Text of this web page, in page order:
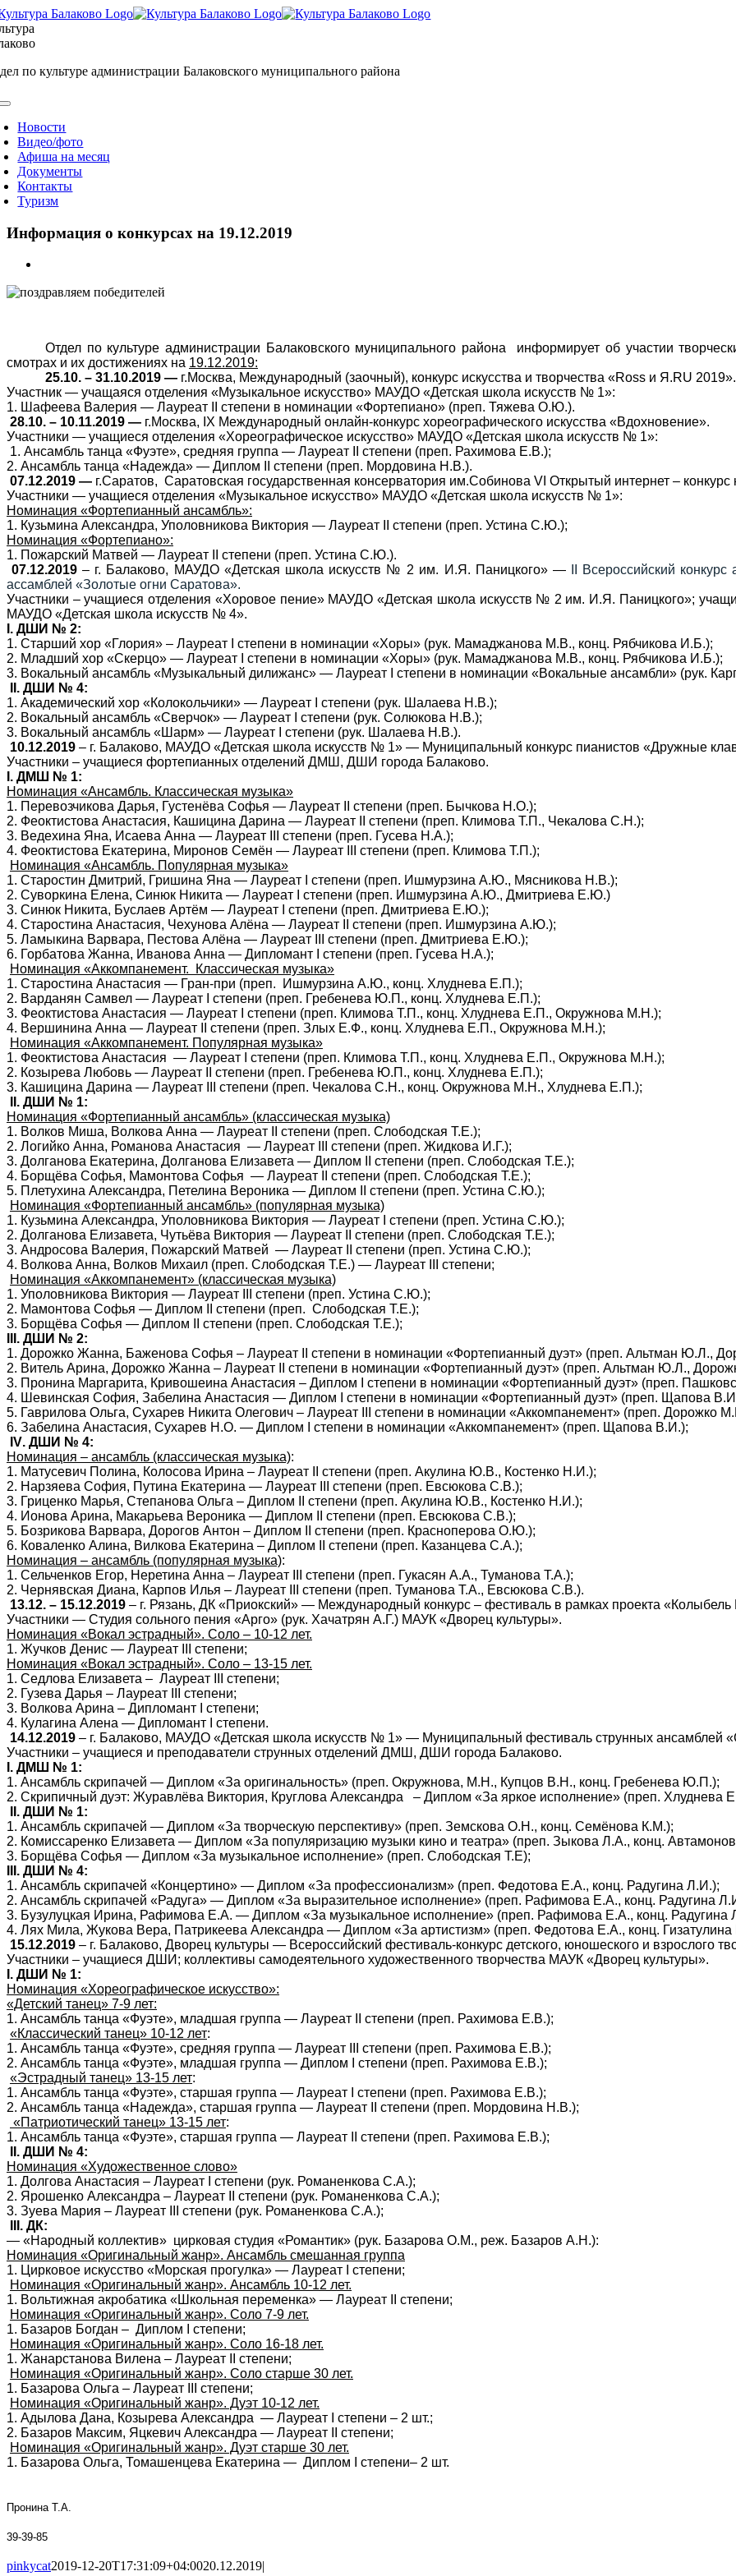
Skip
to
content
по культуре администрации Балаковского муниципального района
Новости
Видео/фото
Афиша на месяц
Документы
Контакты
Туризм
Информация о конкурсах на 19.12.2019
Image
Отдел по культуре администрации Балаковского муниципального района информирует об участии
смотрах и их достижениях на 19.12.2019:
25.10. – 31.10.2019 — г.Москва, Международный (заочный), конкурс искусства и творчества «Ross и Я.RU 2019».
Участник — учащаяся отделения «Музыкальное искусство» МАУДО «Детская школа искусств № 1»:
1. Шафеева Валерия — Лауреат
степени в номинации «Фортепиано» (преп. Тяжева О.Ю.).
28.10. – 10.11.2019 — г.Москва, IX Международный онлайн-конкурс хореографического искусства «Вдохновение».
Участники — учащиеся отделения «Хореографическое искусство» МАУДО «Детская школа искусств № 1»:
1. Ансамбль танца «Фуэте», средняя группа — Лауреат
степени (преп. Рахимова Е.В.);
2. Ансамбль танца «Надежда» — Диплом
степени (преп. Мордовина Н.В.).
07.12.2019 — г.Саратов, Саратовская государственная консерватория им.Собинова VI Открытый интернет –
Участники — учащиеся отделения «Музыкальное искусство» МАУДО «Детская школа искусств № 1»:
Номинация «Фортепианный ансамбль»:
1. Кузьмина Александра, Уполовникова Виктория — Лауреат
степени (преп. Устина С.Ю.);
Номинация «Фортепиано»:
1. Пожарский Матвей — Лауреат
степени (преп. Устина С.Ю.).
07.12.2019– г. Балаково, МАУДО «Детская школа искусств № 2 им. И.Я. Паницкого» —
II Всероссийский
ассамблей «Золотые огни Саратова».
Участники – учащиеся отделения «Хоровое пение» МАУДО «Детская школа искусств № 2 им. И.Я. Паницкого»;
МАУДО «Детская школа искусств № 4».
. ДШИ № 2:
1. Старший хор «Глория» – Лауреат
степени в номинации «Хоры» (рук. Мамаджанова М.В., конц. Рябчикова И.Б.);
2. Младший хор «Скерцо» — Лауреат
степени в номинации «Хоры» (рук. Мамаджанова М.В., конц. Рябчикова И.Б.);
3. Вокальный ансамбль «Музыкальный дилижанс» — Лауреат
степени в номинации «Вокальные ансамбли» (рук.
. ДШИ № 4:
1. Академический хор «Колокольчики» — Лауреат
степени (рук. Шалаева Н.В.);
2. Вокальный ансамбль «Сверчок» — Лауреат
степени (рук. Солюкова Н.В.);
3. Вокальный ансамбль «Шарм» — Лауреат
степени (рук. Шалаева Н.В.).
10.12.2019 – г. Балаково, МАУДО «Детская школа искусств № 1» — Муниципальный конкурс пианистов «Дружные
Участники – учащиеся фортепианных отделений ДМШ, ДШИ города Балаково.
. ДМШ № 1:
Номинация «Ансамбль. Классическая музыка»
1. Перевозчикова Дарья, Густенёва Софья — Лауреат II степени (преп. Бычкова Н.О.);
2. Феоктистова Анастасия, Кашицина Дарина — Лауреат II степени (преп. Климова Т.П., Чекалова С.Н.);
3. Ведехина Яна, Исаева Анна — Лауреат III степени (преп. Гусева Н.А.);
4. Феоктистова Екатерина, Миронов Семён — Лауреат III степени (преп. Климова Т.П.);
Номинация «Ансамбль. Популярная музыка»
1. Старостин Дмитрий, Гришина Яна — Лауреат I степени (преп. Ишмурзина А.Ю., Мясникова Н.В.);
2. Суворкина Елена, Синюк Никита — Лауреат I степени (преп. Ишмурзина А.Ю., Дмитриева Е.Ю.)
3. Синюк Никита, Буслаев Артём — Лауреат I степени (преп. Дмитриева Е.Ю.);
4. Старостина Анастасия, Чехунова Алёна — Лауреат II степени (преп. Ишмурзина А.Ю.);
5. Ламыкина Варвара, Пестова Алёна — Лауреат III степени (преп. Дмитриева Е.Ю.);
6. Горбатова Жанна, Иванова Анна — Дипломант I степени (преп. Гусева Н.А.);
Номинация «Аккомпанемент. Классическая музыка»
1. Старостина Анастасия — Гран-при (преп. Ишмурзина А.Ю., конц. Хлуднева Е.П.);
2. Варданян Самвел — Лауреат I степени (преп. Гребенева Ю.П., конц. Хлуднева Е.П.);
3. Феоктистова Анастасия — Лауреат I степени (преп. Климова Т.П., конц. Хлуднева Е.П., Окружнова М.Н.);
4. Вершинина Анна — Лауреат II степени (преп. Злых Е.Ф., конц. Хлуднева Е.П., Окружнова М.Н.);
Номинация «Аккомпанемент. Популярная музыка»
1. Феоктистова Анастасия — Лауреат I степени (преп. Климова Т.П., конц. Хлуднева Е.П., Окружнова М.Н.);
2. Козырева Любовь — Лауреат II степени (преп. Гребенева Ю.П., конц. Хлуднева Е.П.);
3. Кашицина Дарина — Лауреат III степени (преп. Чекалова С.Н., конц. Окружнова М.Н., Хлуднева Е.П.);
. ДШИ № 1:
Номинация «Фортепианный ансамбль» (классическая музыка)
1. Волков Миша, Волкова Анна — Лауреат
степени (преп. Слободская Т.Е.);
2. Логийко Анна, Романова Анастасия — Лауреат
степени (преп. Жидкова И.Г.);
3. Долганова Екатерина, Долганова Елизавета — Диплом
степени (преп. Слободская Т.Е.);
4. Борщёва Софья, Мамонтова Софья — Лауреат
степени (преп. Слободская Т.Е.);
5. Плетухина Александра, Петелина Вероника — Диплом
степени (преп. Устина С.Ю.);
Номинация «Фортепианный ансамбль» (популярная музыка)
1. Кузьмина Александра, Уполовникова Виктория — Лауреат
степени (преп. Устина С.Ю.);
2. Долганова Елизавета, Чутьёва Виктория — Лауреат
степени (преп. Слободская Т.Е.);
3. Андросова Валерия, Пожарский Матвей — Лауреат
степени (преп. Устина С.Ю.);
4. Волкова Анна, Волков Михаил (преп. Слободская Т.Е.) — Лауреат
степени;
Номинация «Аккомпанемент» (классическая музыка)
1. Уполовникова Виктория — Лауреат
степени (преп. Устина С.Ю.);
2. Мамонтова Софья — Диплом
степени (преп. Слободская Т.Е.);
3. Борщёва Софья — Диплом
степени (преп. Слободская Т.Е.);
. ДШИ № 2:
1. Дорожко Жанна, Баженова Софья – Лауреат
степени в номинации «Фортепианный дуэт» (преп. Альтман Ю.Л.,
2. Витель Арина, Дорожко Жанна – Лауреат
степени в номинации «Фортепианный дуэт» (преп. Альтман Ю.Л.,
3. Пронина Маргарита, Кривошеина Анастасия – Диплом
степени в номинации «Фортепианный дуэт» (преп.
4. Шевинская София, Забелина Анастасия — Диплом
степени в номинации «Фортепианный дуэт» (преп. Щапова
5. Гаврилова Ольга, Сухарев Никита Олегович – Лауреат
степени в номинации «Аккомпанемент» (преп. Дорожко
6. Забелина Анастасия, Сухарев Н.О. — Диплом
степени в номинации «Аккомпанемент» (преп. Щапова В.И.);
IV. ДШИ № 4:
Номинация – ансамбль (классическая музыка):
1. Матусевич Полина, Колосова Ирина – Лауреат
степени (преп. Акулина Ю.В., Костенко Н.И.);
2. Нарзяева София, Путина Екатерина — Лауреат
степени (преп. Евсюкова С.В.);
3. Гриценко Марья, Степанова Ольга – Диплом
степени (преп. Акулина Ю.В., Костенко Н.И.);
4. Ионова Арина, Макарьева Вероника — Диплом
степени (преп. Евсюкова С.В.);
5. Бозрикова Варвара, Дорогов Антон – Диплом
степени (преп. Красноперова О.Ю.);
6. Коваленко Алина, Вилкова Екатерина – Диплом
степени (преп. Казанцева С.А.);
Номинация – ансамбль (популярная музыка):
1. Сельченков Егор, Неретина Анна – Лауреат
степени (преп. Гукасян А.А., Туманова Т.А.);
2. Чернявская Диана, Карпов Илья – Лауреат
степени (преп. Туманова Т.А., Евсюкова С.В.).
13.12. – 15.12.2019 – г. Рязань, ДК «Приокский» — Международный конкурс – фестиваль в рамках проекта «Колыбель
Участники — Студия сольного пения «Арго» (рук. Хачатрян А.Г.) МАУК «Дворец культуры».
Номинация «Вокал эстрадный». Соло – 10-12 лет.
1. Жучков Денис — Лауреат
степени;
Номинация «Вокал эстрадный». Соло – 13-15 лет.
1. Седлова Елизавета – Лауреат
степени;
2. Гузева Дарья – Лауреат
степени;
3. Волкова Арина – Дипломант
степени;
4. Кулагина Алена — Дипломант
степени.
14.12.2019 – г. Балаково, МАУДО «Детская школа искусств № 1» — Муниципальный фестиваль струнных ансамблей «
Участники – учащиеся и преподаватели струнных отделений ДМШ, ДШИ города Балаково.
. ДМШ № 1:
1. Ансамбль скрипачей — Диплом «За оригинальность» (преп. Окружнова, М.Н., Купцов В.Н., конц. Гребенева Ю.П.);
2. Скрипичный дуэт: Журавлёва Виктория, Круглова Александра – Диплом «За яркое исполнение» (преп. Хлуднева
. ДШИ № 1:
1. Ансамбль скрипачей — Диплом «За творческую перспективу» (преп. Земскова О.Н., конц. Семёнова К.М.);
2. Комиссаренко Елизавета — Диплом «За популяризацию музыки кино и театра» (преп. Зыкова Л.А., конц.
3. Борщёва Софья — Диплом «За музыкальное исполнение» (преп. Слободская Т.Е);
. ДШИ № 4:
1. Ансамбль скрипачей «Концертино» — Диплом «За профессионализм» (преп. Федотова Е.А., конц. Радугина Л.И.);
2. Ансамбль скрипачей «Радуга» — Диплом «За выразительное исполнение» (преп. Рафимова Е.А., конц. Радугина
3. Бузулуцкая Ирина, Рафимова Е.А. — Диплом «За музыкальное исполнение» (преп. Рафимова Е.А., конц. Радугина
4. Лях Мила, Жукова Вера, Патрикеева Александра — Диплом «За артистизм» (преп. Федотова Е.А., конц. Гизатулина
15.12.2019 – г. Балаково, Дворец культуры — Всероссийский фестиваль-конкурс детского, юношеского и взрослого
Участники – учащиеся ДШИ; коллективы самодеятельного художественного творчества МАУК «Дворец культуры».
. ДШИ № 1:
Номинация «Хореографическое искусство»:
«Детский танец» 7-9 лет:
1. Ансамбль танца «Фуэте», младшая группа — Лауреат
степени (преп. Рахимова Е.В.);
«Классический танец» 10-12 лет:
1. Ансамбль танца «Фуэте», средняя группа — Лауреат
степени (преп. Рахимова Е.В.);
2. Ансамбль танца «Фуэте», младшая группа — Диплом
степени (преп. Рахимова Е.В.);
«Эстрадный танец» 13-15 лет:
1. Ансамбль танца «Фуэте», старшая группа — Лауреат
степени (преп. Рахимова Е.В.);
2. Ансамбль танца «Надежда», старшая группа — Лауреат
степени (преп. Мордовина Н.В.);
«Патриотический танец» 13-15 лет:
1. Ансамбль танца «Фуэте», старшая группа — Лауреат
степени (преп. Рахимова Е.В.);
. ДШИ № 4:
Номинация «Художественное слово»
1. Долгова Анастасия – Лауреат
степени (рук. Романенкова С.А.);
2. Ярошенко Александра – Лауреат
степени (рук. Романенкова С.А.);
3. Зуева Мария – Лауреат
степени (рук. Романенкова С.А.);
. ДК:
— «Народный коллектив» цирковая студия «Романтик» (рук. Базарова О.М., реж. Базаров А.Н.):
Номинация «Оригинальный жанр». Ансамбль смешанная группа
1. Цирковое искусство «Морская прогулка» — Лауреат
степени;
Номинация «Оригинальный жанр». Ансамбль 10-12 лет.
1. Вольтижная акробатика «Школьная переменка» — Лауреат
степени;
Номинация «Оригинальный жанр». Соло 7-9 лет.
1. Базаров Богдан – Диплом
степени;
Номинация «Оригинальный жанр». Соло 16-18 лет.
1. Жанарстанова Вилена – Лауреат
степени;
Номинация «Оригинальный жанр». Соло старше 30 лет.
1. Базарова Ольга – Лауреат
степени;
Номинация «Оригинальный жанр». Дуэт 10-12 лет.
1. Адылова Дана, Козырева Александра — Лауреат
степени – 2 шт.;
2. Базаров Максим, Яцкевич Александра — Лауреат
степени;
Номинация «Оригинальный жанр». Дуэт старше 30 лет.
1. Базарова Ольга, Томашенцева Екатерина — Диплом
степени– 2 шт.
Пронина Т.А.
39-39-85
pinkycat2019-12-20T17:31:09+04:0020.12.2019|